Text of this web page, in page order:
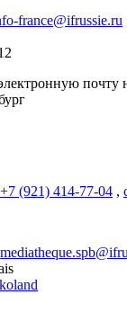
france@ifrussie.ru
почту
+7 (921) 414-77-04 ,